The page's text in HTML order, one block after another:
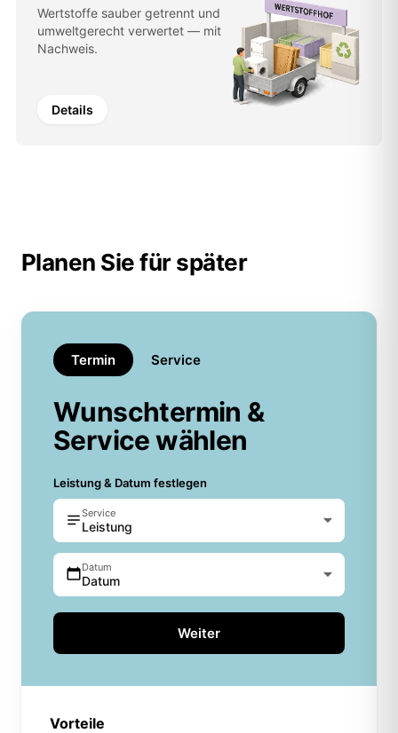
Wertstoffe sauber getrennt und
umweltgerecht verwertet — mit
Nachweis.
Details
Planen Sie für später
Termin Service
Wunschtermin &
Service wählen
Leistung & Datum festlegen
Service
Leistung
Datum
Datum
Weiter
Vorteile